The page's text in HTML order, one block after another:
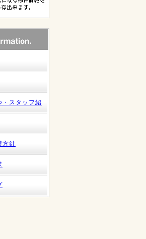
・スタッフ紹
方針